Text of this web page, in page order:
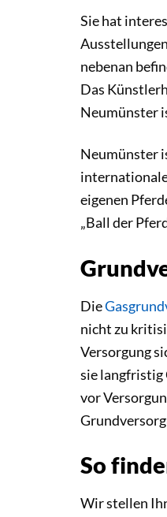
Sie hat
nebenan
Das
Neumünster
Neumünster
eigenen
„Ball der
Die
nicht zu
Versorgung
sie langfristig
vor
So
Wir stellen